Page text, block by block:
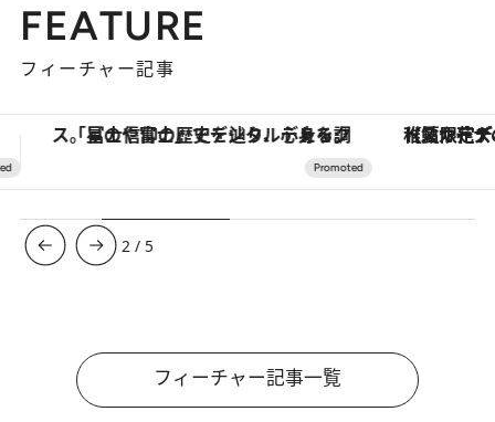
FEATURE
フィーチャー記事
【夏限定ディナーコース】旬を迎える稚鮎や花ズッキーニなどをイタリア・トスカーナの郷土料理の手法で満喫！
3 / 5
フィーチャー記事一覧